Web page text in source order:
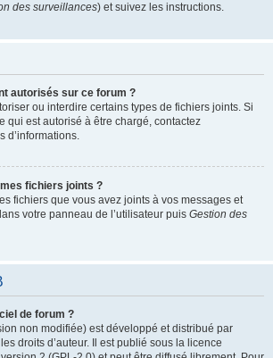
des surveillances) et suivez les instructions.
autorisés sur ce forum ?
ou interdire certains types de fichiers joints. Si
qui est autorisé à être chargé, contactez
d’informations.
fichiers joints ?
fichiers que vous avez joints à vos messages et
votre panneau de l’utilisateur puis Gestion des
de forum ?
non modifiée) est développé et distribué par
droits d’auteur. Il est publié sous la licence